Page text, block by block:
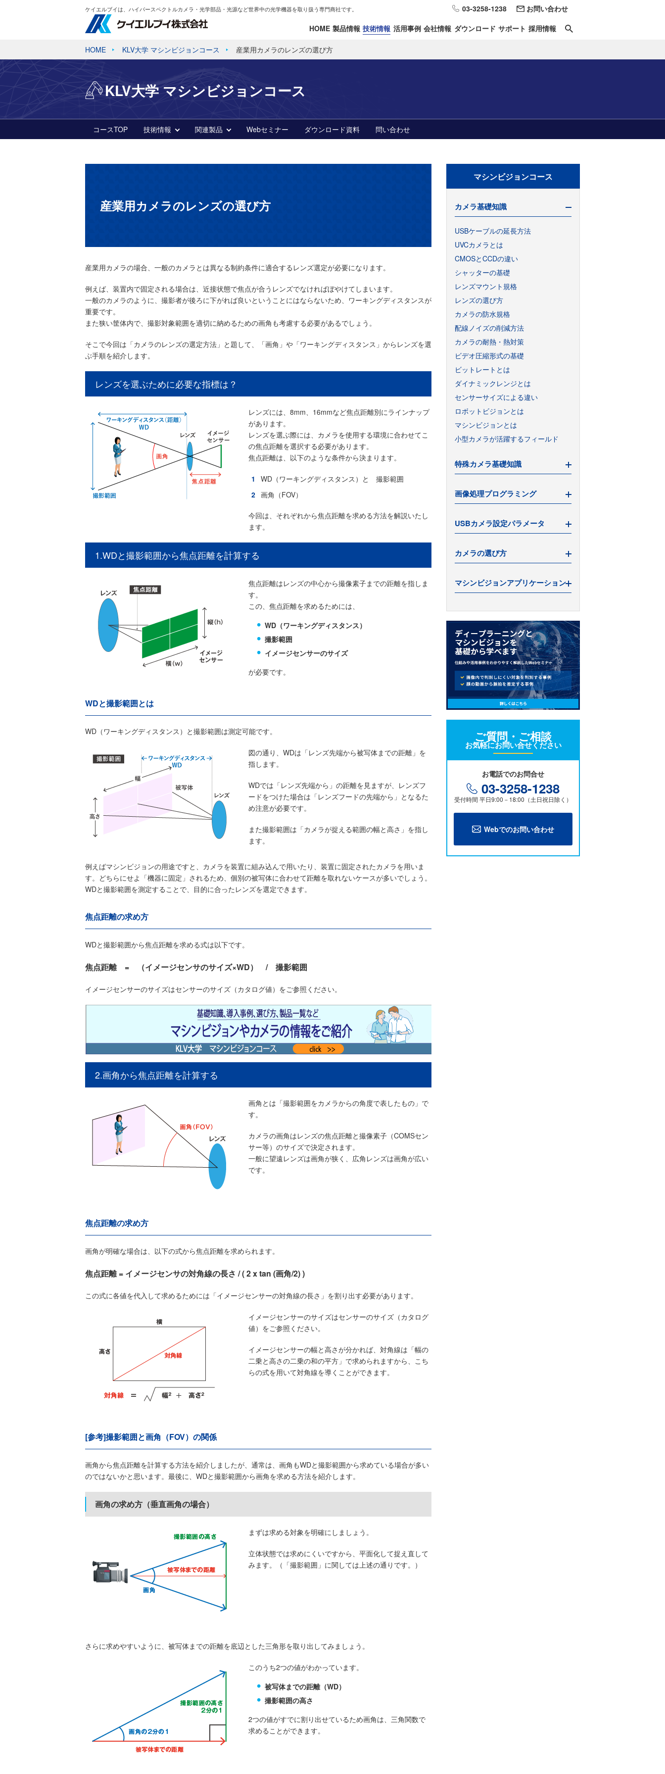
ケイエルブイは、ハイパースペクトルカメラ・光学部品・光源など世界中の光学機器を取り扱う専門商社です。 03-3258-1238
お問い合わせ
HOME 製品情報 技術情報 活用事例 会社情報 ダウンロード サポート 採用情報
HOME KLV大学 マシンビジョンコース 産業用カメラのレンズの選び方
KLV大学 マシンビジョンコース
コースTOP 技術情報 関連製品 Webセミナー ダウンロード資料 問い合わせ
産業用カメラのレンズの選び方
産業用カメラの場合、一般のカメラとは異なる制約条件に適合するレンズ選定が必要になります。
例えば、装置内で固定される場合は、近接状態で焦点が合うレンズでなければぼやけてしまいます。
一般のカメラのように、撮影者が後ろに下がれば良いということにはならないため、ワーキングディスタンスが
重要です。
また狭い筐体内で、撮影対象範囲を適切に納めるための画角も考慮する必要があるでしょう。
そこで今回は「カメラのレンズの選定方法」と題して、「画角」や「ワーキングディスタンス」からレンズを選
ぶ手順を紹介します。
レンズを選ぶために必要な指標は？
レンズには、8mm、16mmなど焦点距離別にラインナップ
があります。
レンズを選ぶ際には、カメラを使用する環境に合わせてこ
の焦点距離を選択する必要があります。
焦点距離は、以下のような条件から決まります。
WD（ワーキングディスタンス）と 撮影範囲
画角（FOV）
今回は、それぞれから焦点距離を求める方法を解説いたし
ます。
1.WDと撮影範囲から焦点距離を計算する
焦点距離はレンズの中心から撮像素子までの距離を指しま
す。
この、焦点距離を求めるためには、
WD（ワーキングディスタンス）
撮影範囲
イメージセンサーのサイズ
が必要です。
WDと撮影範囲とは
WD（ワーキングディスタンス）と撮影範囲は測定可能です。
図の通り、WDは「レンズ先端から被写体までの距離」を
指します。
WDでは「レンズ先端から」の距離を見ますが、レンズフ
ードをつけた場合は「レンズフードの先端から」となるた
め注意が必要です。
また撮影範囲は「カメラが捉える範囲の幅と高さ」を指し
ます。
例えばマシンビジョンの用途ですと、カメラを装置に組み込んで用いたり、装置に固定されたカメラを用いま
す。どちらにせよ「機器に固定」されるため、個別の被写体に合わせて距離を取れないケースが多いでしょう。
WDと撮影範囲を測定することで、目的に合ったレンズを選定できます。
焦点距離の求め方
WDと撮影範囲から焦点距離を求める式は以下です。
焦点距離 = （イメージセンサのサイズ×WD） / 撮影範囲
イメージセンサーのサイズはセンサーのサイズ（カタログ値）をご参照ください。
2.画角から焦点距離を計算する
画角とは「撮影範囲をカメラからの角度で表したもの」で
す。
カメラの画角はレンズの焦点距離と撮像素子（COMSセン
サー等）のサイズで決定されます。
一般に望遠レンズは画角が狭く、広角レンズは画角が広い
です。
焦点距離の求め方
画角が明確な場合は、以下の式から焦点距離を求められます。
焦点距離 = イメージセンサの対角線の長さ / ( 2 x tan (画角/2) )
この式に各値を代入して求めるためには「イメージセンサーの対角線の長さ」を割り出す必要があります。
イメージセンサーのサイズはセンサーのサイズ（カタログ
値）をご参照ください。
イメージセンサーの幅と高さが分かれば、対角線は「幅の
二乗と高さの二乗の和の平方」で求められますから、こち
らの式を用いて対角線を導くことができます。
[参考]撮影範囲と画角（FOV）の関係
画角から焦点距離を計算する方法を紹介しましたが、通常は、画角もWDと撮影範囲から求めている場合が多い
のではないかと思います。最後に、WDと撮影範囲から画角を求める方法を紹介します。
画角の求め方（垂直画角の場合）
まずは求める対象を明確にしましょう。
立体状態では求めにくいですから、平面化して捉え直して
みます。（「撮影範囲」に関しては上述の通りです。）
さらに求めやすいように、被写体までの距離を底辺とした三角形を取り出してみましょう。
このうち2つの値がわかっています。
被写体までの距離（WD）
撮影範囲の高さ
2つの値がすでに割り出せているため画角は、三角関数で
求めることができます。
マシンビジョンコース
カメラ基礎知識
USBケーブルの延長方法
UVCカメラとは
CMOSとCCDの違い
シャッターの基礎
レンズマウント規格
レンズの選び方
カメラの防水規格
配線ノイズの削減方法
カメラの耐熱・熱対策
ビデオ圧縮形式の基礎
ビットレートとは
ダイナミックレンジとは
センサーサイズによる違い
ロボットビジョンとは
マシンビジョンとは
小型カメラが活躍するフィールド
特殊カメラ基礎知識
3Dカメラとは
ハイスピードカメラとは
画像処理プログラミング
初めてのPythonガイド
初めてのOpenCVガイド
画像出力コマンド
カメラの設定Windowを簡単に出す
簡単にできる顔検出方法を解説
USBカメラ設定パラメータ
USBカメラの「露光」設定
USBカメラの「明るさ」設定
カメラの選び方
産業用カメラの選び方
Optikronを導入するメリット
カメラの必要なFPS
カメラの必要な画角
マシンビジョンアプリケーション
ご質問・ご相談
お気軽にお問い合せください
お電話でのお問合せ
03-3258-1238
受付時間 平日9:00－18:00（土日祝日除く）
Webでのお問い合わせ